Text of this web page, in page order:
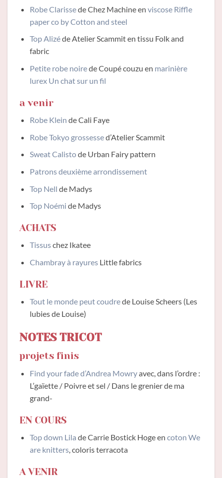
Robe Clarissede Chez Machine en viscose Riffle
paper co by Cotton and steel
Top Alizéde Atelier Scammit en tissu Folk and
fabric
Petite robe noirede Coupé couzu en marinière
lurex Un chat sur un fil
a venir
Robe Klein de Cali Faye
Robe Tokyo grossessed’Atelier Scammit
Sweat Calistode Urban Fairy pattern
Patrons deuxième arrondissement
Top Nell de Madys
Top Noémi de Madys
ACHATS
Tissuschez Ikatee
Chambray à rayuresLittle fabrics
LIVRE
Tout le monde peut coudrede Louise Scheers (Les
lubies de Louise)
NOTES TRICOT
projets finis
Find your fade d’Andrea Mowryavec, dans l’ordre :
L’gaïette / Poivre et sel / Dans le grenier de ma
grand-
EN COURS
Top down Lila de Carrie Bostick Hoge en coton We
are knitters, coloris terracota
A VENIR